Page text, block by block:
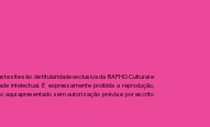
site são de titularidade exclusiva da BAPHO Cultural e
intelectual. É expressamente proibida a reprodução,
aqui apresentado sem autorização prévia e por escrito